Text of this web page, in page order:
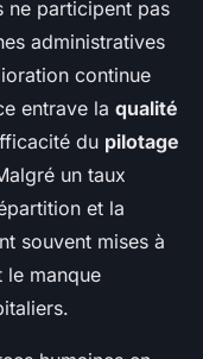
ne participent pas
administratives
continue
entrave la qualité
du pilotage
un taux
et la
souvent mises à
le manque